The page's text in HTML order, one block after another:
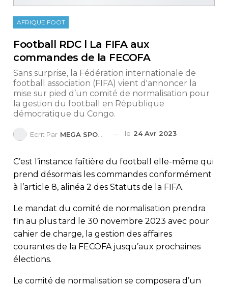
AFRIQUE FOOT
Football RDC l La FIFA aux
commandes de la FECOFA
Sans surprise, la Fédération internationale de
football association (FIFA) vient d'annoncer la
mise sur pied d’un comité de normalisation pour
la gestion du football en République
démocratique du Congo.
Ecrit Par MEGA SPORTS le 24 Avr 2023
C’est l’instance faîtière du football elle-même qui
prend désormais les commandes conformément
à l’article 8, alinéa 2 des Statuts de la FIFA.
Le mandat du comité de normalisation prendra
fin au plus tard le 30 novembre 2023 avec pour
cahier de charge, la gestion des affaires
courantes de la FECOFA jusqu’aux prochaines
élections.
Le comité de normalisation se composera d’un